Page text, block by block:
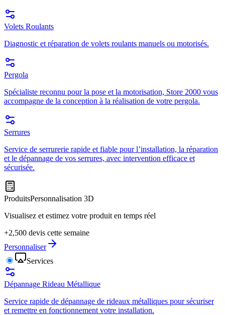
Volets Roulants
Diagnostic et réparation de volets roulants manuels ou motorisés.
Pergola
Spécialiste reconnu pour la pose et la motorisation, Store 2000 vous
accompagne de la conception à la réalisation de votre pergola.
Serrures
Service de serrurerie rapide et fiable pour l’installation, la réparation
et le dépannage de vos serrures, avec intervention efficace et
sécurisée.
ProduitsPersonnalisation 3D
Visualisez et estimez votre produit en temps réel
+2,500 devis cette semaine
Personnaliser
Services
Dépannage Rideau Métallique
Service rapide de dépannage de rideaux métalliques pour sécuriser
et remettre en fonctionnement votre installation.